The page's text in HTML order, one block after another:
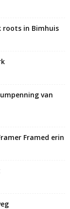
roots in Bimhuis
van
Framed erin